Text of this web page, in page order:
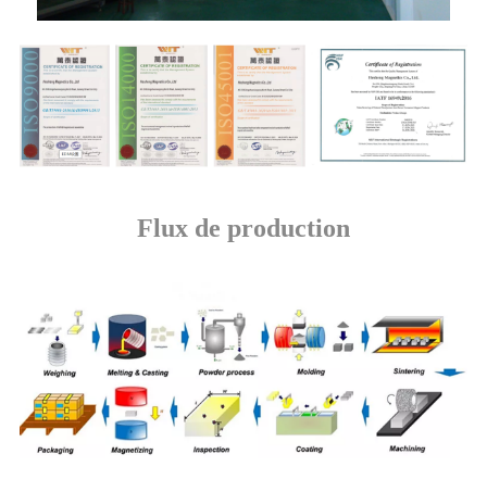
Flux de production